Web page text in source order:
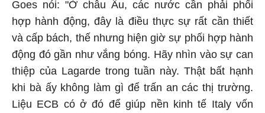
Goes nói: "Ở châu Âu, các nước cần phải phối
hợp hành động, đây là điều thực sự rất cần thiết
và cấp bách, thế nhưng hiện giờ sự phối hợp hành
động đó gần như vắng bóng. Hãy nhìn vào sự can
thiệp của Lagarde trong tuần này. Thật bất hạnh
khi bà ấy không làm gì để trấn an các thị trường.
Liệu ECB có ở đó để giúp nền kinh tế Italy vốn